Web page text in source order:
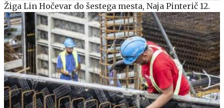
Žiga Lin Hočevar do šestega mesta, Naja Pinterič 12.